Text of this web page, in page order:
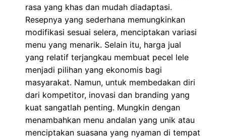
rasa yang khas dan mudah diadaptasi.
Resepnya yang sederhana memungkinkan
modifikasi sesuai selera, menciptakan variasi
menu yang menarik. Selain itu, harga jual
yang relatif terjangkau membuat pecel lele
menjadi pilihan yang ekonomis bagi
masyarakat. Namun, untuk membedakan diri
dari kompetitor, inovasi dan branding yang
kuat sangatlah penting. Mungkin dengan
menambahkan menu andalan yang unik atau
menciptakan suasana yang nyaman di tempat